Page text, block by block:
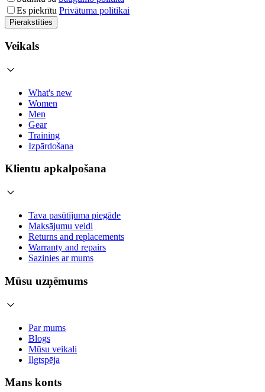
Es piekrītu Privātuma politikai
Pierakstīties
Veikals
What's new
Women
Men
Gear
Training
Izpārdošana
Klientu apkalpošana
Tava pasūtījuma piegāde
Maksājumu veidi
Returns and replacements
Warranty and repairs
Sazinies ar mums
Mūsu uzņēmums
Par mums
Blogs
Mūsu veikali
Ilgtspēja
Mans konts